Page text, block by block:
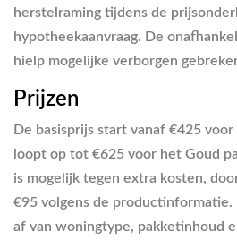
herstelraming tijdens de
hypotheekaanvraag. De
hielp mogelijke verborgen
Prijzen
De basisprijs start vanaf €425
loopt op tot €625 voor het Goud
is mogelijk tegen extra kosten,
€95 volgens de
af van woningtype, pakketinhoud